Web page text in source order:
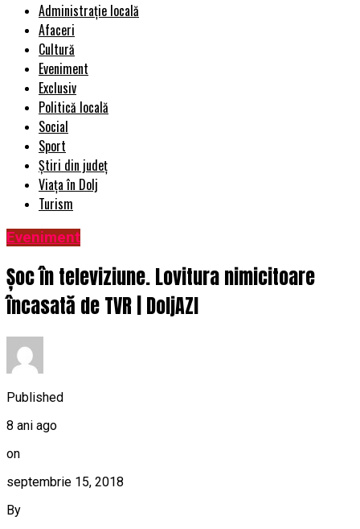
Administrație locală
Afaceri
Cultură
Eveniment
Exclusiv
Politică locală
Social
Sport
Știri din județ
Viața în Dolj
Turism
Eveniment
Șoc în televiziune. Lovitura nimicitoare
încasată de TVR | DoljAZI
Published
8 ani ago
on
septembrie 15, 2018
By